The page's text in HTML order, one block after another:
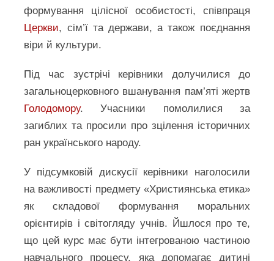
формування цілісної особистості, співпраця
Церкви, сім’ї та держави, а також поєднання
віри й культури.
Під час зустрічі керівники долучилися до
загальноцерковного вшанування пам’яті жертв
Голодомору. Учасники помолилися за
загиблих та просили про зцілення історичних
ран українського народу.
У підсумковій дискусії керівники наголосили
на важливості предмету «Християнська етика»
як складової формування моральних
орієнтирів і світогляду учнів. Йшлося про те,
що цей курс має бути інтегрованою частиною
навчального процесу, яка допомагає дитині